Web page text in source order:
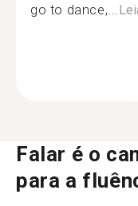
go to dance,...
Falar é o
para a